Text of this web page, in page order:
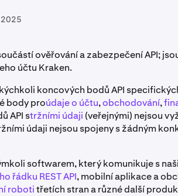
ověřování a zabezpečení API;
účtu Kraken.
koncových bodů API
body proúdaje o účtu,obchodování,
API stržními údaji (veřejnými) nejsou
údaji nejsou spojeny s žádným
softwarem, který komunikuje s
řádku REST API, mobilní aplikace a
robotitřetích stran a různé další